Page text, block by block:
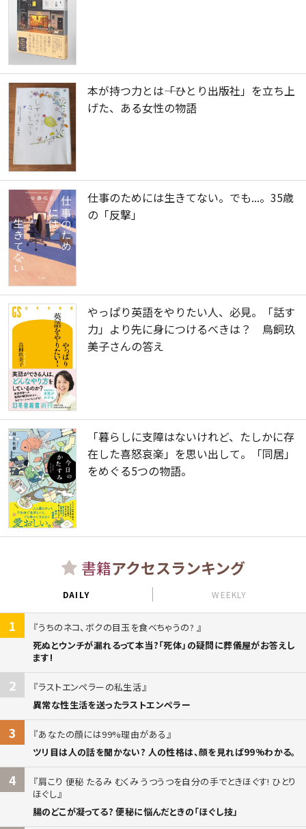
本が持つ力とは――「ひとり出版社」を立ち上
げた、ある女性の物語
仕事のためには生きてない。でも...。35歳
の「反撃」
やっぱり英語をやりたい人、必見。「話す
力」より先に身につけるべきは？ 鳥飼玖
美子さんの答え
「暮らしに支障はないけれど、たしかに存
在した喜怒哀楽」を思い出して。「同居」
をめぐる5つの物語。
書籍アクセスランキング
DAILY WEEKLY
1
うちのネコ、ボクの目玉を食べちゃうの?
死ぬとウンチが漏れるって本当?「死体」の疑問に葬儀屋がお答えし
ます!
2
ラストエンペラーの私生活
異常な性生活を送ったラストエンペラー
3
あなたの顔には99%理由がある
ツリ目は人の話を聞かない? 人の性格は、顔を見れば99%わかる。
4
肩こり 便秘 たるみ むくみ うつうつを自分の手でときほぐす! ひとり
ほぐし
腸のどこが凝ってる? 便秘に悩んだときの「ほぐし技」